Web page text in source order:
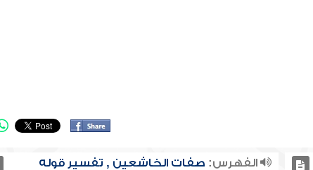
الفهرس: صفات الخاشعين , تفسير قوله